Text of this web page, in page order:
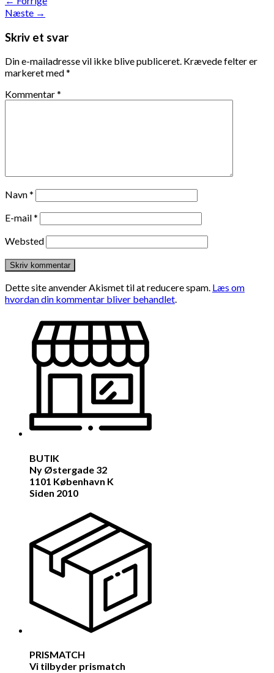
Næste →
Skriv et svar
Din e-mailadresse vil ikke blive publiceret. Krævede felter er
markeret med*
Kommentar*
Navn*
E-mail*
Websted
Dette site anvender Akismet til at reducere spam. Læs om
hvordan din kommentar bliver behandlet.
BUTIK
Ny Østergade 32
1101 København K
Siden 2010
PRISMATCH
Vi tilbyder prismatch